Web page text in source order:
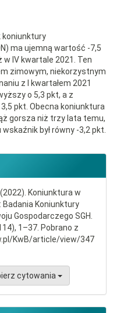
koniunktury
ma ujemną wartość -7,5
IV kwartale 2021. Ten
zimowym, niekorzystnym
z I kwartałem 2021
o 5,3 pkt, a z
pkt. Obecna koniunktura
gorsza niż trzy lata temu,
był równy -3,2 pkt.
Koniunktura w
Badania Koniunktury
Gospodarczego SGH.
1–37. Pobrano z
KwB/article/view/347
cytowania